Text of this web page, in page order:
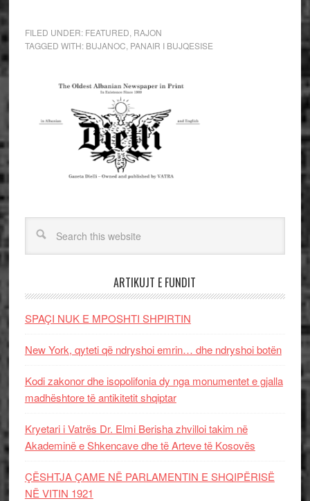
FILED UNDER: FEATURED RAJON
TAGGED WITH: BUJANOC PANAIR I BUJQESISE
ARTIKUJT E FUNDIT
SPAÇI NUK E MPOSHTI SHPIRTIN
New York, qyteti që ndryshoi emrin… dhe ndryshoi botën
Kodi zakonor dhe isopolifonia dy nga monumentet e gjalla
madhështore të antikitetit shqiptar
Kryetari i Vatrës Dr. Elmi Berisha zhvilloi takim në
Akademinë e Shkencave dhe të Arteve të Kosovës
ÇËSHTJA ÇAME NË PARLAMENTIN E SHQIPËRISË
NË VITIN 1921